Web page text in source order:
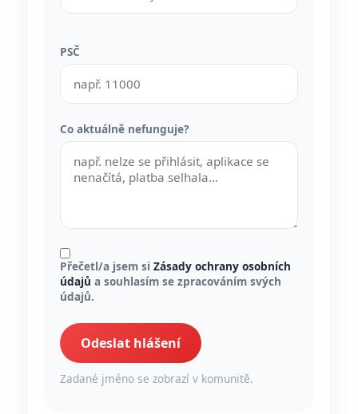
PSČ
Co aktuálně nefunguje?
Přečetl/a jsem si Zásady ochrany osobních
údajů a souhlasím se zpracováním svých
údajů.
Odeslat hlášení
Zadané jméno se zobrazí v komunitě.